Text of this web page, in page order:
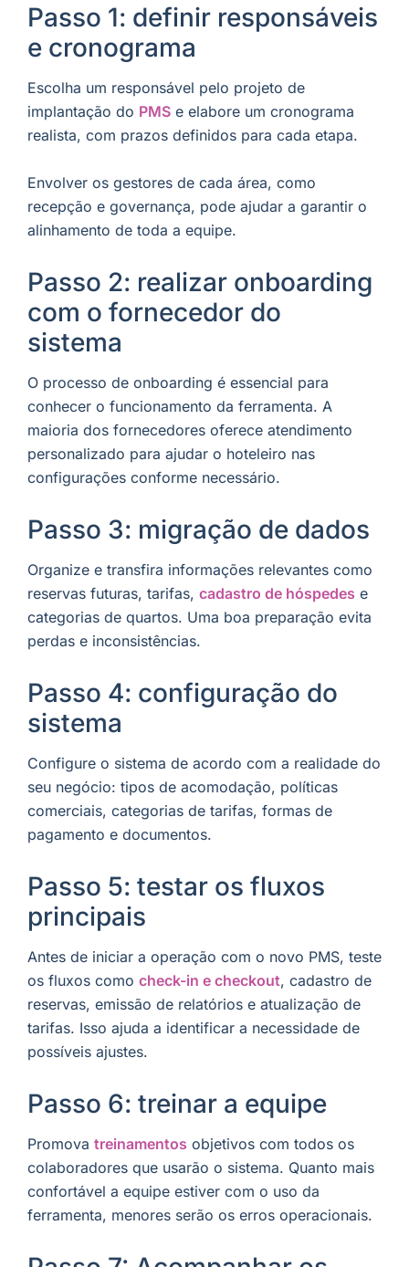
Passo 1: definir responsáveis
e cronograma
Escolha um responsável pelo projeto de
implantação do PMS e elabore um cronograma
realista, com prazos definidos para cada etapa.
Envolver os gestores de cada área, como
recepção e governança, pode ajudar a garantir o
alinhamento de toda a equipe.
Passo 2: realizar onboarding
com o fornecedor do
sistema
O processo de onboarding é essencial para
conhecer o funcionamento da ferramenta. A
maioria dos fornecedores oferece atendimento
personalizado para ajudar o hoteleiro nas
configurações conforme necessário.
Passo 3: migração de dados
Organize e transfira informações relevantes como
reservas futuras, tarifas, cadastro de hóspedes e
categorias de quartos. Uma boa preparação evita
perdas e inconsistências.
Passo 4: configuração do
sistema
Configure o sistema de acordo com a realidade do
seu negócio: tipos de acomodação, políticas
comerciais, categorias de tarifas, formas de
pagamento e documentos.
Passo 5: testar os fluxos
principais
Antes de iniciar a operação com o novo PMS, teste
os fluxos como check-in e checkout, cadastro de
reservas, emissão de relatórios e atualização de
tarifas. Isso ajuda a identificar a necessidade de
possíveis ajustes.
Passo 6: treinar a equipe
Promova treinamentos objetivos com todos os
colaboradores que usarão o sistema. Quanto mais
confortável a equipe estiver com o uso da
ferramenta, menores serão os erros operacionais.